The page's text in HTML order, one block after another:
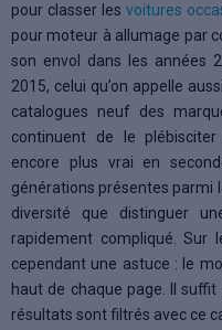
pour classer les voitures
pour moteur à allumage par
son envol dans les années
2015, celui qu’on appelle
catalogues neuf des
continuent de le plébisciter
encore plus vrai en
générations présentes parmi
diversité que distinguer
rapidement compliqué. Sur
cependant une astuce : le
haut de chaque page. Il
résultats sont filtrés avec ce